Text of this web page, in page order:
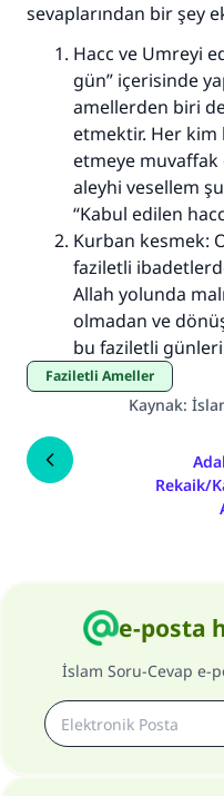
sevaplarından bir şey
Hacc ve Umreyi
gün” içerisinde
amellerden biri
etmektir. Her kim
etmeye muvaffak
aleyhi vesellem
“Kabul edilen
Kurban kesmek:
faziletli
Allah yolunda
olmadan ve
bu faziletli
Faziletli Ameller
Kaynak:
Rekaik/
e-posta
İslam Soru-Cevap e-